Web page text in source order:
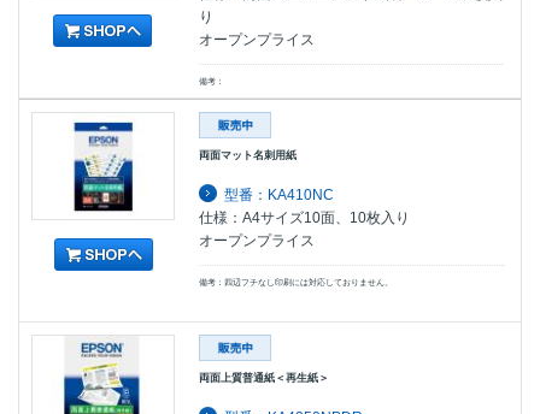
り
オープンプライス
備考：
両面マット名刺用紙
型番：KA410NC
仕様：A4サイズ10面、10枚入り
オープンプライス
備考：四辺フチなし印刷には対応しておりません。
両面上質普通紙＜再生紙＞